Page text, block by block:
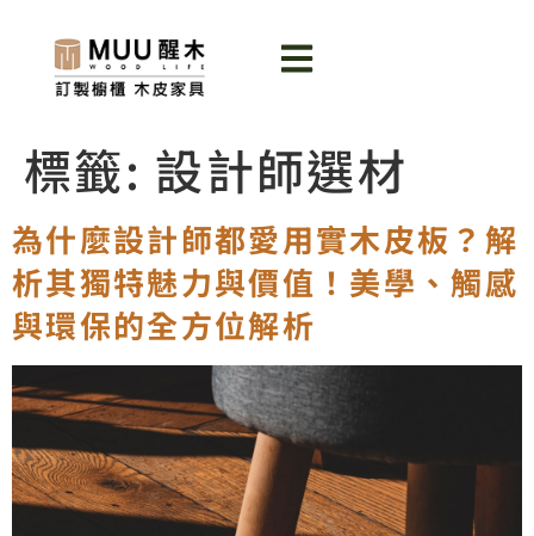
標籤: 設計師選材
為什麼設計師都愛用實木皮板？解
析其獨特魅力與價值！美學、觸感
與環保的全方位解析